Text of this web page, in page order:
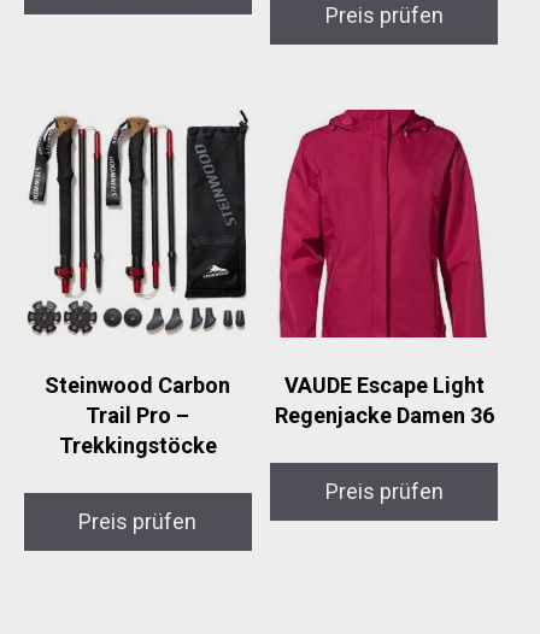
Preis prüfen
Steinwood Carbon
Trail Pro –
Trekkingstöcke
Preis prüfen
VAUDE Escape Light
Regenjacke Damen 36
Preis prüfen